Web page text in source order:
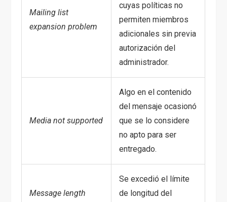
Mailing list
expansion problem
cuyas políticas no
permiten miembros
adicionales sin previa
autorización del
administrador.
Media not supported
Algo en el contenido
del mensaje ocasionó
que se lo considere
no apto para ser
entregado.
Message length
Se excedió el límite
de longitud del